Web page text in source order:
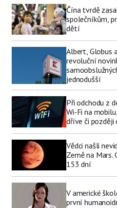
Čína tvrdě
společníkům,
dětí
Albert, Globus
revoluční
jednodušší
Při odchodu z
Wi-Fi na
dříve či později
Vědci našli
Země na Mars.
153 dní
V americké
první